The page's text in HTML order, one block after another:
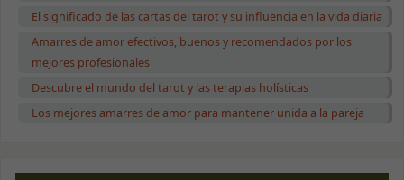
El significado de las cartas del tarot y su influencia en la vida diaria
Amarres de amor efectivos, buenos y recomendados por los
mejores profesionales
Descubre el mundo del tarot y las terapias holísticas
Los mejores amarres de amor para mantener unida a la pareja